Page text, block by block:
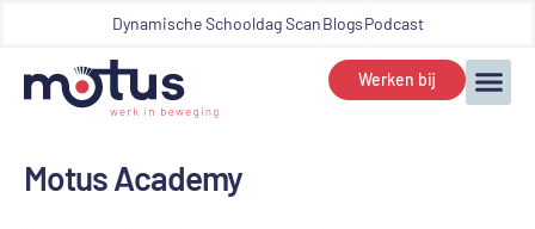
Dynamische Schooldag ScanBlogsPodcast
Werken bij
Motus Academy